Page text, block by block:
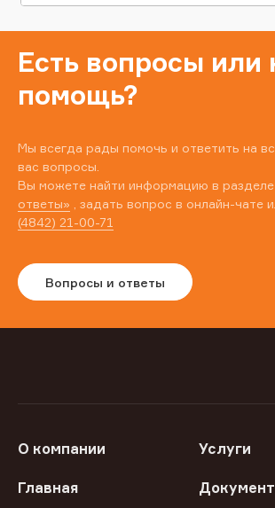
Есть вопросы или
помощь?
Мы всегда рады помочь и ответить на
вас вопросы.
Вы можете найти информацию в разделе
ответы» , задать вопрос в онлайн-чате
(4842) 21-00-71
Вопросы и ответы
О компании Услуги
Главная